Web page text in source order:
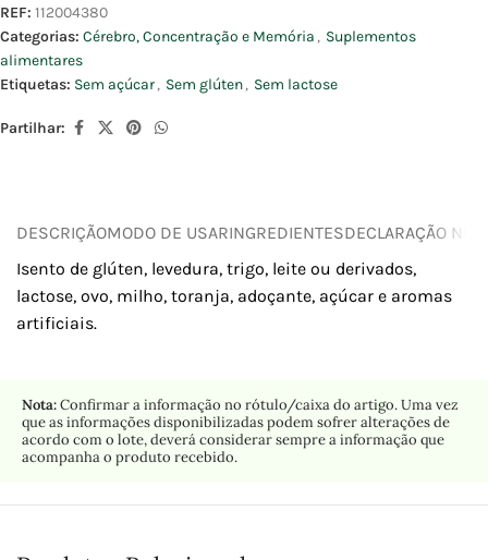
REF: 112004380
Categorias: Cérebro, Concentração e Memória , Suplementos
alimentares
Etiquetas: Sem açúcar, Sem glúten, Sem lactose
Partilhar:
DESCRIÇÃOMODO DE USARINGREDIENTESDECLARAÇÃO
Isento de glúten, levedura, trigo, leite ou derivados,
lactose, ovo, milho, toranja, adoçante, açúcar e aromas
artificiais.
Nota:Confirmar a informação no rótulo/caixa do artigo. Uma vez
que as informações disponibilizadas podem sofrer alterações de
acordo com o lote, deverá considerar sempre a informação que
acompanha o produto recebido.